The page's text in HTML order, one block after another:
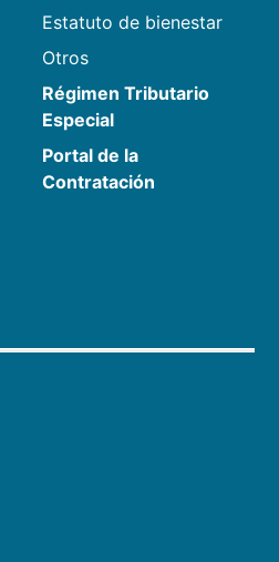
Estatuto de bienestar
Otros
Régimen Tributario
Especial
Portal de la
Contratación